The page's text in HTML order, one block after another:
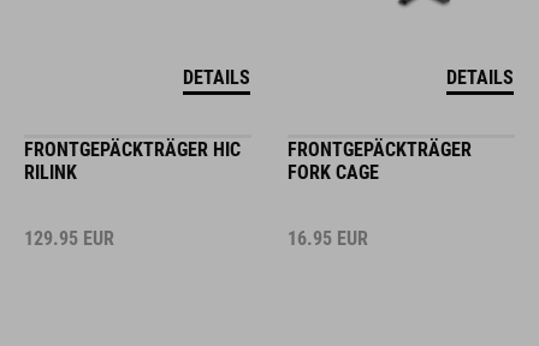
DETAILS DETAILS
FRONTGEPÄCKTRÄGER HIC
RILINK
129.95 EUR
FRONTGEPÄCKTRÄGER
FORK CAGE
16.95 EUR